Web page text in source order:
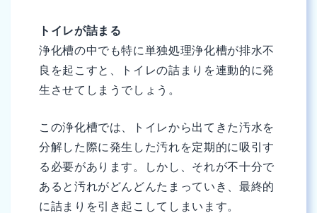
トイレが詰まる
浄化槽の中でも特に単独処理浄化槽が排水不
良を起こすと、トイレの詰まりを連動的に発
生させてしまうでしょう。
この浄化槽では、トイレから出てきた汚水を
分解した際に発生した汚れを定期的に吸引す
る必要があります。しかし、それが不十分で
あると汚れがどんどんたまっていき、最終的
に詰まりを引き起こしてしまいます。